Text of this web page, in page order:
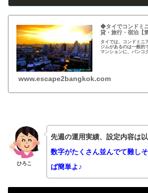
◆タイでコンドミ
貸・旅行・宿泊【
タイでは、コンドミニ
ジムがあるのは一般的
マンションに、バンコ
www.escape2bangkok.com
ひろこ
先週の運用実績、設定内容は以
数字がたくさん並んでて難し
ば簡単よ♪